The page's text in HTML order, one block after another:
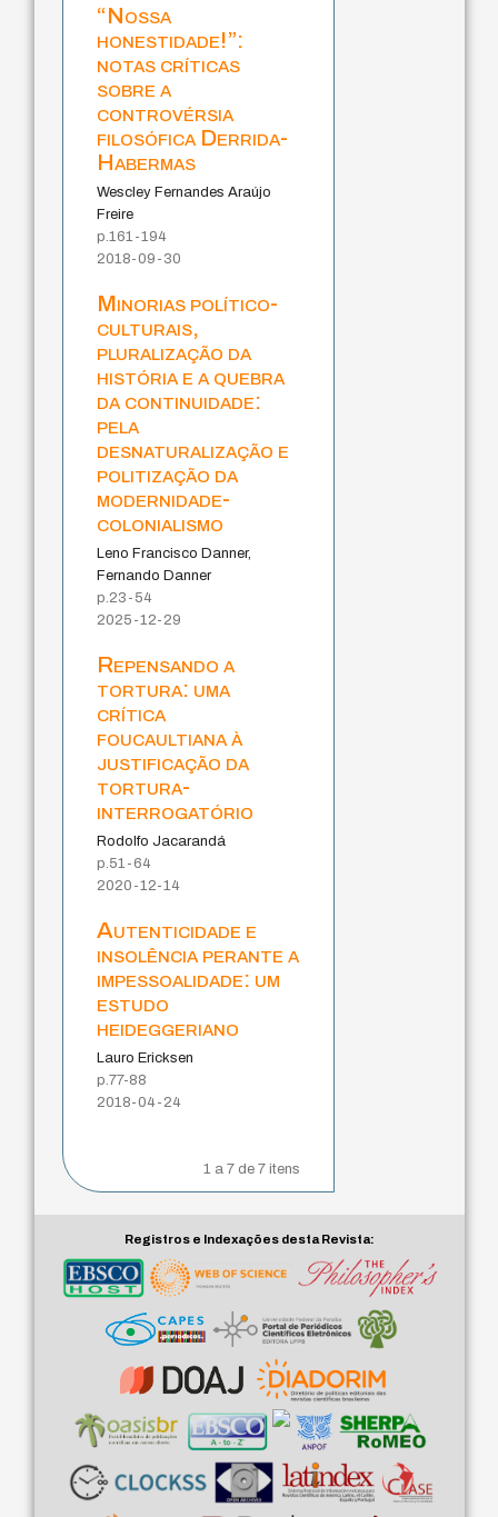
“Nossa
honestidade!”:
notas críticas
sobre a
controvérsia
filosófica Derrida-
Habermas
Wescley Fernandes Araújo
Freire
p.161-194
2018-09-30
Minorias político-
culturais,
pluralização da
história e a quebra
da continuidade:
pela
desnaturalização e
politização da
modernidade-
colonialismo
Leno Francisco Danner,
Fernando Danner
p.23-54
2025-12-29
Repensando a
tortura: uma
crítica
foucaultiana à
justificação da
tortura-
interrogatório
Rodolfo Jacarandá
p.51-64
2020-12-14
Autenticidade e
insolência perante a
impessoalidade: um
estudo
heideggeriano
Lauro Ericksen
p.77-88
2018-04-24
1 a 7 de 7 itens
Registros e Indexações desta Revista: